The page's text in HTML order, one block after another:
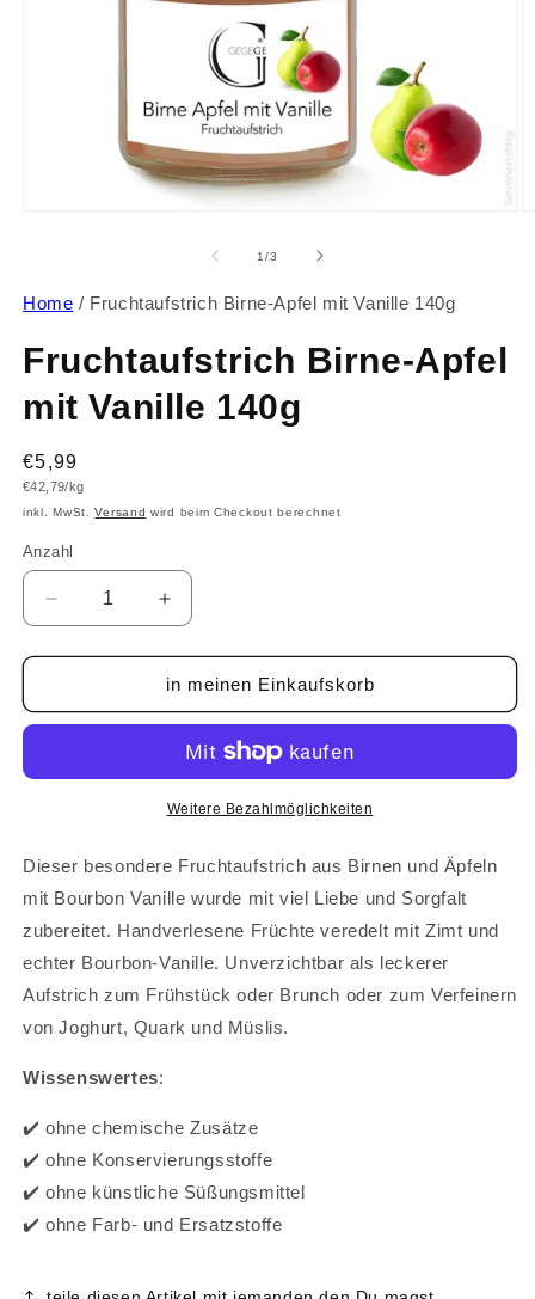
1/von
3
Home / Fruchtaufstrich Birne-Apfel mit Vanille 140g
Fruchtaufstrich Birne-Apfel
mit Vanille 140g
Normaler
Preis
€5,99
Grundpreis
€42,79/kg
inkl. MwSt.Versand wird beim Checkout berechnet
Anzahl
Anzahl
Verringere
die
Menge
Fruchtaufstrich
mit
Erhöhe
die
Menge
für
Fruchtaufstrich
Apfel
mit
Vanille
in meinen Einkaufskorb
Weitere Bezahlmöglichkeiten
Dieser besondere Fruchtaufstrich aus Birnen und Äpfeln
mit Bourbon Vanille wurde mit viel Liebe und Sorgfalt
zubereitet. Handverlesene Früchte veredelt mit Zimt und
echter Bourbon-Vanille. Unverzichtbar als leckerer
Aufstrich zum Frühstück oder Brunch oder zum Verfeinern
von Joghurt, Quark und Müslis.
Wissenswertes:
✔️ ohne chemische Zusätze
✔️ ohne Konservierungsstoffe
✔️ ohne künstliche Süßungsmittel
✔️ ohne Farb- und Ersatzstoffe